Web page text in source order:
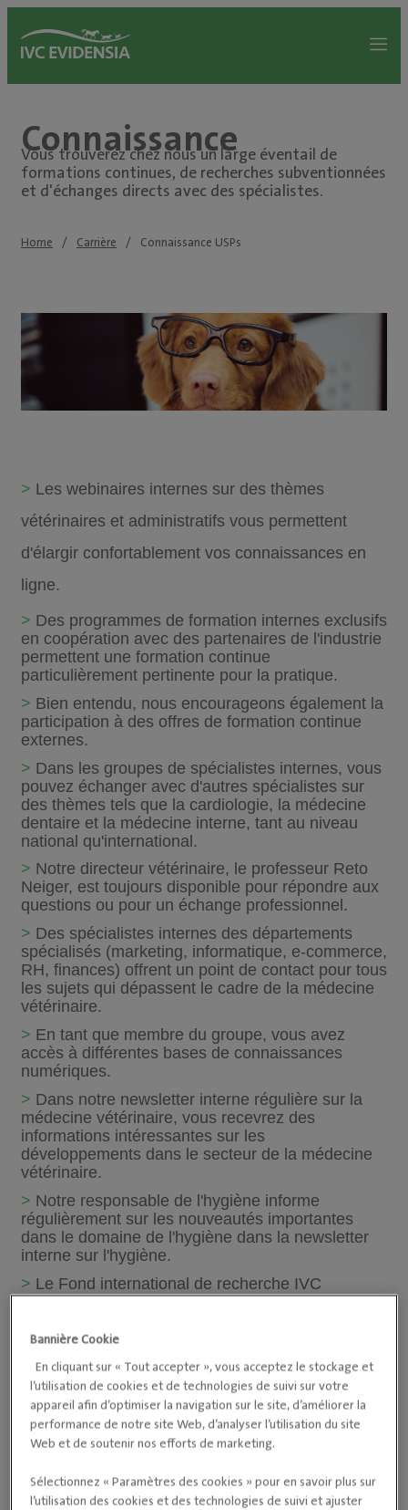
Connaissance
Vous trouverez chez nous un large éventail de
formations continues, de recherches subventionnées
et d'échanges directs avec des spécialistes.
Home Carrière Connaissance USPs
> Les webinaires internes sur des thèmes
vétérinaires et administratifs vous permettent
d'élargir confortablement vos connaissances en
ligne.
> Des programmes de formation internes exclusifs
en coopération avec des partenaires de l'industrie
permettent une formation continue
particulièrement pertinente pour la pratique.
> Bien entendu, nous encourageons également la
participation à des offres de formation continue
externes.
> Dans les groupes de spécialistes internes, vous
pouvez échanger avec d'autres spécialistes sur
des thèmes tels que la cardiologie, la médecine
dentaire et la médecine interne, tant au niveau
national qu'international.
> Notre directeur vétérinaire, le professeur Reto
Neiger, est toujours disponible pour répondre aux
questions ou pour un échange professionnel.
> Des spécialistes internes des départements
spécialisés (marketing, informatique, e-commerce,
RH, finances) offrent un point de contact pour tous
les sujets qui dépassent le cadre de la médecine
vétérinaire.
> En tant que membre du groupe, vous avez
accès à différentes bases de connaissances
numériques.
> Dans notre newsletter interne régulière sur la
médecine vétérinaire, vous recevrez des
informations intéressantes sur les
développements dans le secteur de la médecine
vétérinaire.
> Notre responsable de l'hygiène informe
régulièrement sur les nouveautés importantes
dans le domaine de l'hygiène dans la newsletter
interne sur l'hygiène.
> Le Fond international de recherche IVC
Evidensia offre la possibilité de demander des
>Dans le cadre de stages chez des spécialistes,
vous pouvez élargir vos connaissances de
manière ciblée dans la pratique.
Bannière Cookie
En cliquant sur « Tout accepter », vous acceptez le stockage et
l’utilisation de cookies et de technologies de suivi sur votre
appareil afin d’optimiser la navigation sur le site, d’améliorer la
performance de notre site Web, d’analyser l’utilisation du site
Web et de soutenir nos efforts de marketing.
Sélectionnez « Paramètres des cookies » pour en savoir plus sur
l’utilisation des cookies et des technologies de suivi et ajuster